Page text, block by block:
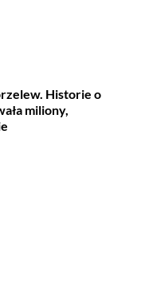
Historie o
miliony,